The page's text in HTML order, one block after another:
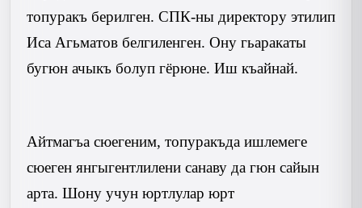
топуракъ берилген. СПК-ны директору этилип
Иса Агьматов белгиленген. Ону гьаракаты
бугюн ачыкъ болуп гёрюне. Иш къайнай.
Айтмагъа сюегеним, топуракъда ишлемеге
сюеген янгыгентлилени санаву да гюн сайын
арта. Шону учун юртлулар юрт